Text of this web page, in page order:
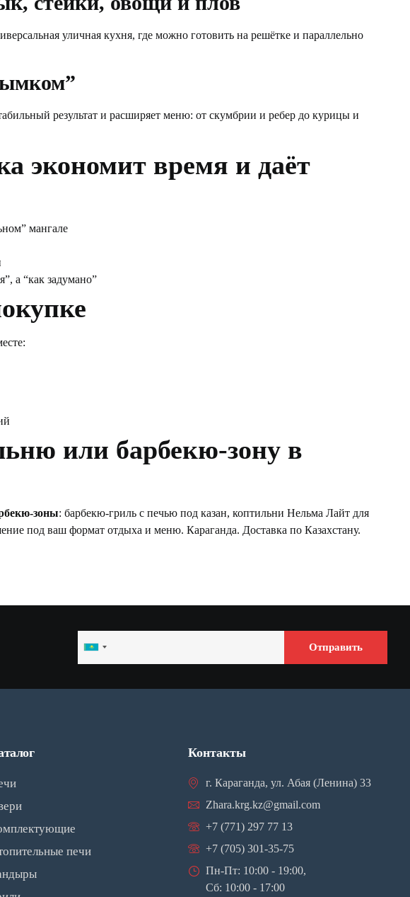
уличная кухня, где можно готовить на решётке и параллельно
результат и расширяет меню: от скумбрии и ребер до курицы и
экономит время и даёт
мангале
а “как задумано”
или барбекю-зону в
зоны: барбекю-гриль с печью под казан, коптильни Нельма Лайт для
под ваш формат отдыха и меню. Караганда. Доставка по Казахстану.
Kazakhstan
Отправить
печи
Контакты
г. Караганда, ул. Абая (Ленина) 33
Zhara.krg.kz@gmail.com
+7 (771) 297 77 13
+7 (705) 301-35-75
Пн-Пт: 10:00 - 19:00,
Сб: 10:00 - 17:00